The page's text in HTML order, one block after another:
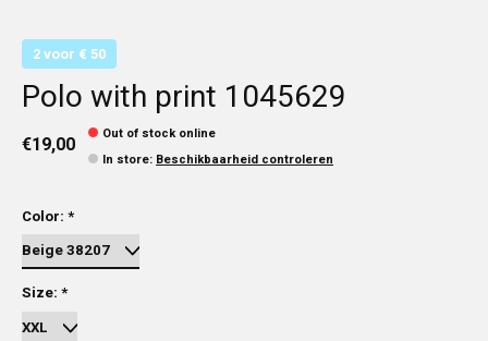
2 voor € 50
Polo with print 1045629
€19,00
Out of stock online
In store: Beschikbaarheid controleren
Color: *
Size: *